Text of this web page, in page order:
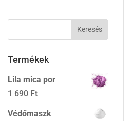
Termékek
Lila mica por
1 690 Ft
Védőmaszk